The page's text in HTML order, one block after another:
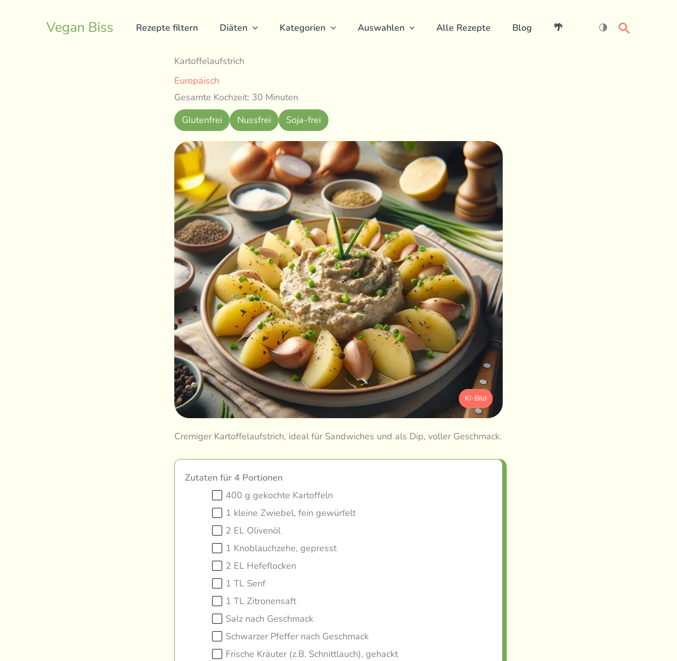
Vegan Biss Rezepte filtern Diäten Kategorien Auswahlen Alle Rezepte Blog 🌴 🌗 Search
Kartoffelaufstrich
Europäisch
Gesamte Kochzeit: 30 Minuten
Glutenfrei
Nussfrei Soja-frei
KI-Bild
Cremiger Kartoffelaufstrich, ideal für Sandwiches und als Dip, voller Geschmack.
Zutaten für 4 Portionen
400 g gekochte Kartoffeln
1 kleine Zwiebel, fein gewürfelt
2 EL Olivenöl
1 Knoblauchzehe, gepresst
2 EL Hefeflocken
1 TL Senf
1 TL Zitronensaft
Salz nach Geschmack
Schwarzer Pfeffer nach Geschmack
Frische Kräuter (z.B. Schnittlauch), gehackt